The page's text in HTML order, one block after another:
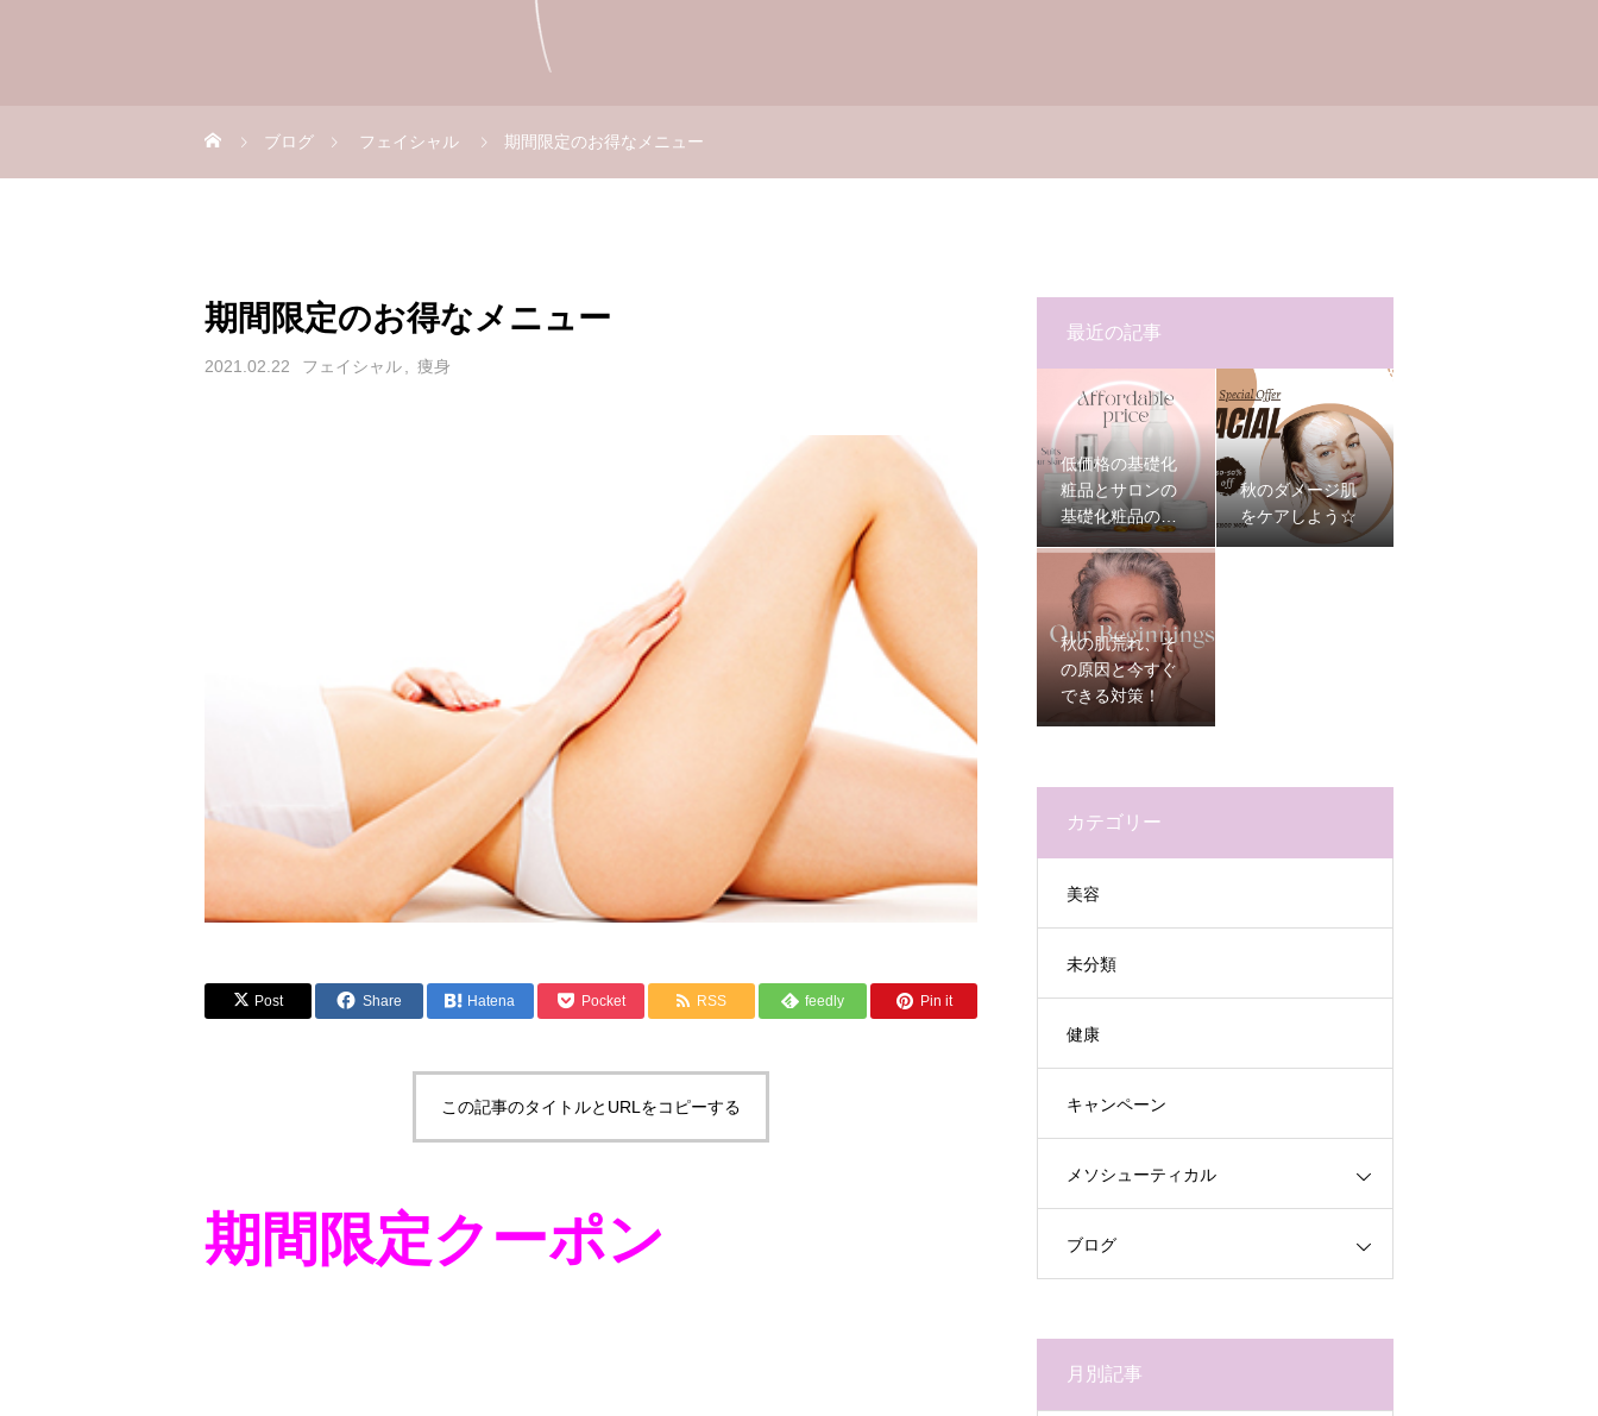
ブログ フェイシャル 期間限定のお得なメニュー
期間限定のお得なメニュー
2021.02.22 フェイシャル 痩身
Post Share Hatena Pocket RSS feedly Pin it
この記事のタイトルとURLをコピーする
期間限定クーポン
最近の記事
低価格の基礎化
粧品とサロンの
基礎化粧品の違
た選び方と
は？〜
秋のダメージ肌
をケアしよう☆
秋の肌荒れ、そ
の原因と今すぐ
できる対策！
カテゴリー
美容
未分類
健康
キャンペーン
メソシューティカル
ブログ
月別記事